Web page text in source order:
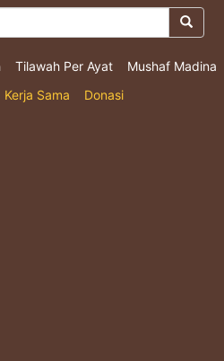
Tilawah Per Ayat
Mushaf Madina
Kerja Sama Donasi